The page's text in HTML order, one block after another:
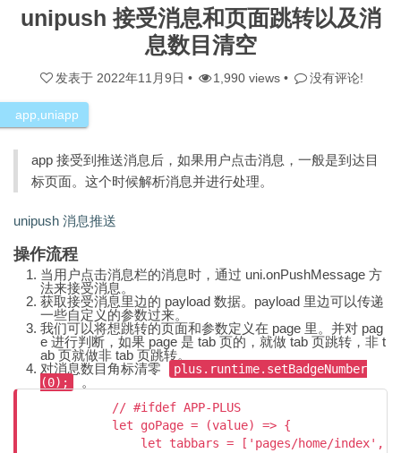
unipush 接受消息和页面跳转以及消
息数目清空
发表于 2022年11月9日 • 1,990 views • 没有评论!
app uniapp
app 接受到推送消息后，如果用户点击消息，一般是到达目
标页面。这个时候解析消息并进行处理。
unipush 消息推送
操作流程
当用户点击消息栏的消息时，通过 uni.onPushMessage 方
法来接受消息。
获取接受消息里边的 payload 数据。payload 里边可以传递
一些自定义的参数过来。
我们可以将想跳转的页面和参数定义在 page 里。并对 pag
e 进行判断，如果 page 是 tab 页的，就做 tab 页跳转，非 t
ab 页就做非 tab 页跳转。
对消息数目角标清零
plus.runtime.setBadgeNumber
(0);
。
            // #ifdef APP-PLUS
            let goPage = (value) => {
let tabbars = ['pages/home/index',